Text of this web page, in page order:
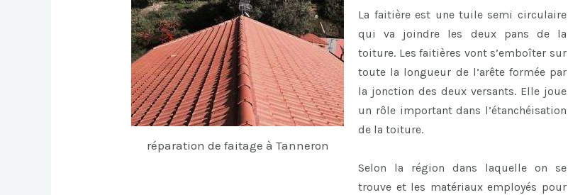
réparation de faitage à Tanneron
La faitière est une tuile semi circulaire
qui va joindre les deux pans de la
toiture. Les faitières vont s’emboîter sur
toute la longueur de l’arête formée par
la jonction des deux versants. Elle joue
un rôle important dans l’étanchéisation
de la toiture.
Selon la région dans laquelle on se
trouve et les matériaux employés pour